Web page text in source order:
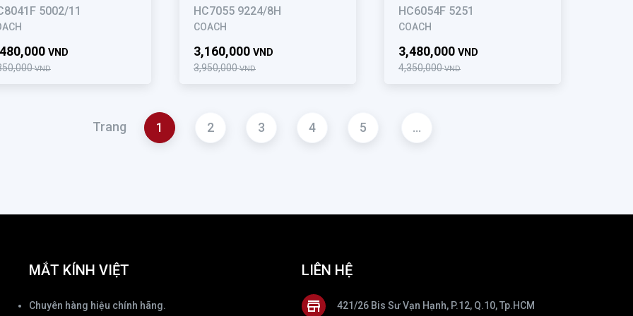
5002/11
VND
VND
HC7055 9224/8H
COACH
3,950,000VND
3,160,000 VND
HC6054F 5251
COACH
4,350,000VND
3,480,000 VND
Trang 1 2 3 4 5 ...
MẮT KÍNH VIỆT
Chuyên hàng hiệu chính hãng.
LIÊN HỆ
421/26 Bis Sư Vạn Hạnh, P.12, Q.10, Tp.HCM